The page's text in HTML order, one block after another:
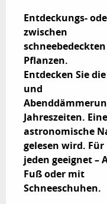
Entdeckungs-
zwischen
Pflanzen.
Entdecken Sie
und
Jahreszeiten. Eine
astronomische
gelesen wird. Für
jeden geeignet –
Fuß oder mit
Schneeschuhen.